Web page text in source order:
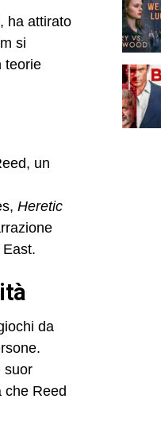
ha attirato
si
teorie
un
Heretic
da
suor
che Reed